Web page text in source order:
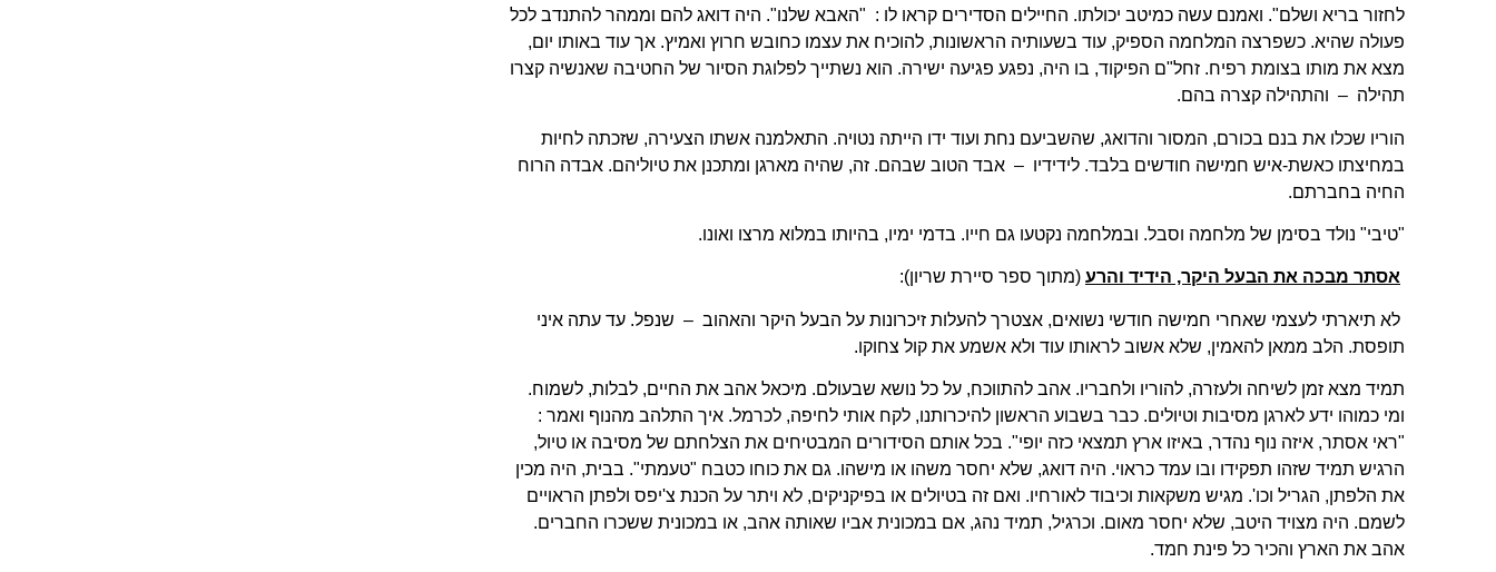
לחזור בריא ושלם". ואמנם עשה כמיטב יכולתו. החיילים הסדירים קראו לו : "האבא שלנו". היה דואג להם וממהר להתנדב לכל
פעולה שהיא. כשפרצה המלחמה הספיק, עוד בשעותיה הראשונות, להוכיח את עצמו כחובש חרוץ ואמיץ. אך עוד באותו יום,
מצא את מותו בצומת רפיח. זחל"ם הפיקוד, בו היה, נפגע פגיעה ישירה. הוא נשתייך לפלוגת הסיור של החטיבה שאנשיה קצרו
תהילה – והתהילה קצרה בהם.
הוריו שכלו את בנם בכורם, המסור והדואג, שהשביעם נחת ועוד ידו הייתה נטויה. התאלמנה אשתו הצעירה, שזכתה לחיות
במחיצתו כאשת-איש חמישה חודשים בלבד. לידידיו – אבד הטוב שבהם. זה, שהיה מארגן ומתכנן את טיוליהם. אבדה הרוח
החיה בחברתם.
"טיבי" נולד בסימן של מלחמה וסבל. ובמלחמה נקטעו גם חייו. בדמי ימיו, בהיותו במלוא מרצו ואונו.
אסתר מבכה את הבעל היקר, הידיד והרע (מתוך ספר סיירת שריון):
לא תיארתי לעצמי שאחרי חמישה חודשי נשואים, אצטרך להעלות זיכרונות על הבעל היקר והאהוב – שנפל. עד עתה איני
תופסת. הלב ממאן להאמין, שלא אשוב לראותו עוד ולא אשמע את קול צחוקו.
תמיד מצא זמן לשיחה ולעזרה, להוריו ולחבריו. אהב להתווכח, על כל נושא שבעולם. מיכאל אהב את החיים, לבלות, לשמוח.
ומי כמוהו ידע לארגן מסיבות וטיולים. כבר בשבוע הראשון להיכרותנו, לקח אותי לחיפה, לכרמל. איך התלהב מהנוף ואמר :
"ראי אסתר, איזה נוף נהדר, באיזו ארץ תמצאי כזה יופי". בכל אותם הסידורים המבטיחים את הצלחתם של מסיבה או טיול,
הרגיש תמיד שזהו תפקידו ובו עמד כראוי. היה דואג, שלא יחסר משהו או מישהו. גם את כוחו כטבח "טעמתי". בבית, היה מכין
את הלפתן, הגריל וכו'. מגיש משקאות וכיבוד לאורחיו. ואם זה בטיולים או בפיקניקים, לא ויתר על הכנת צ'יפס ולפתן הראויים
לשמם. היה מצויד היטב, שלא יחסר מאום. וכרגיל, תמיד נהג, אם במכונית אביו שאותה אהב, או במכונית ששכרו החברים.
אהב את הארץ והכיר כל פינת חמד.